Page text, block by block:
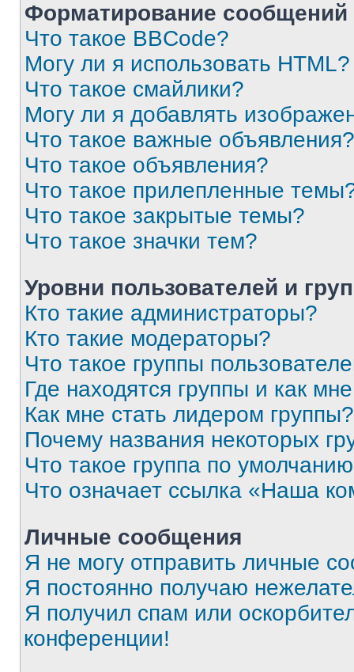
Форматирование
Что такое BBCode?
Могу ли я использовать HTML?
Что такое смайлики?
Могу ли я добавлять
Что такое важные объявления?
Что такое объявления?
Что такое прилепленные
Что такое закрытые темы?
Что такое значки тем?
Уровни пользователей и
Кто такие администраторы?
Кто такие модераторы?
Что такое группы
Где находятся группы и как
Как мне стать лидером группы?
Почему названия некоторых
Что такое группа по
Что означает ссылка «Наша
Личные сообщения
Я не могу отправить личные
Я постоянно получаю
Я получил спам или
конференции!